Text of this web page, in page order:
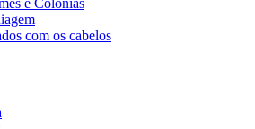
com os cabelos